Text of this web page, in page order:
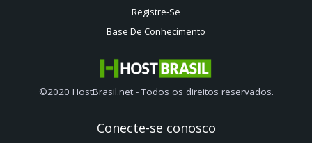
Registre-Se
Base De Conhecimento
©2020 HostBrasil.net - Todos os direitos reservados.
Conecte-se conosco